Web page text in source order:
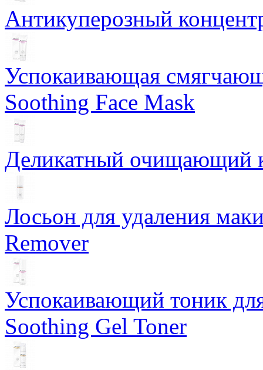
Антикуперозный
Успокаивающая
Soothing Face Mask
Деликатный очищающий
Лосьон для удаления
Remover
Успокаивающий тоник
Soothing Gel Toner